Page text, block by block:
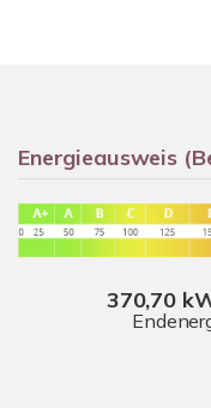
Energieausweis
370,70